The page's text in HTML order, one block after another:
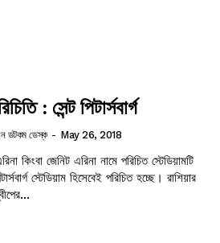
: সেন্ট পিটার্সবার্গ
ডটকম ডেস্ক - May 26, 2018
কিংবা জেনিট এরিনা নামে পরিচিত স্টেডিয়ামটি
স্টেডিয়াম হিসেবেই পরিচিত হচ্ছে। রাশিয়ার